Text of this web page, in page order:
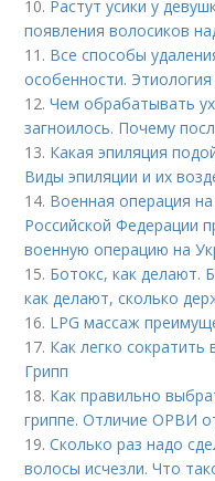
10. Растут усики у
появления волосиков
11. Все способы
особенности. Этиология
12.Чем обрабатывать
загноилось. Почему
13. Какая эпиляция
Виды эпиляции и их
14. Военная операция
Российской Федерации
военную операцию на
15. Ботокс, как делают.
как делают, сколько
16. LPG массаж
17. Как легко сократить
Грипп
18. Как правильно
гриппе. Отличие ОРВИ
19.Сколько раз надо
волосы исчезли. Что